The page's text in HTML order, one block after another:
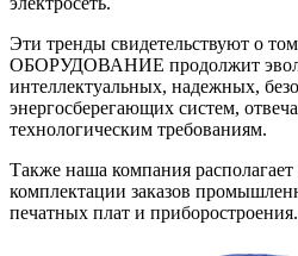
Эти тренды свидетельствуют о
ОБОРУДОВАНИЕ продолжит
интеллектуальных, надежных,
энергосберегающих систем,
технологическим требованиям.
Также наша компания
комплектации заказов
печатных плат и приборостроения.